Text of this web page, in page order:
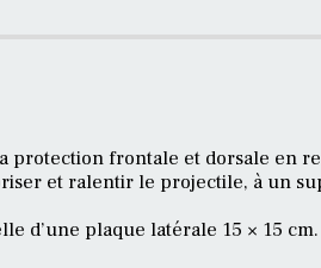
frontale et dorsale en
et ralentir le projectile, à un
d’une plaque latérale 15 × 15